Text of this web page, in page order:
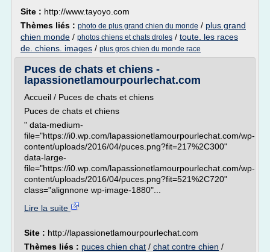
Site : http://www.tayoyo.com
Thèmes liés : photo de plus grand chien du monde / plus grand
chien monde / photos chiens et chats droles / toute. les races
de. chiens. images / plus gros chien du monde race
Puces de chats et chiens -
lapassionetlamourpourlechat.com
Accueil / Puces de chats et chiens
Puces de chats et chiens
" data-medium-
file="https://i0.wp.com/lapassionetlamourpourlechat.com/wp-
content/uploads/2016/04/puces.png?fit=217%2C300"
data-large-
file="https://i0.wp.com/lapassionetlamourpourlechat.com/wp-
content/uploads/2016/04/puces.png?fit=521%2C720"
class="alignnone wp-image-1880"...
Lire la suite
Site : http://lapassionetlamourpourlechat.com
Thèmes liés : puces chien chat / chat contre chien /